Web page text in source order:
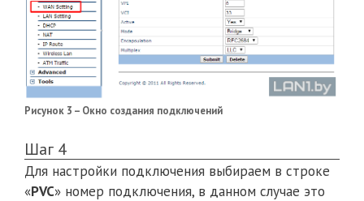
Рисунок 3 – Окно создания подключений
Шаг 4
Для настройки подключения выбираем в строке
«PVC» номер подключения, в данном случае это